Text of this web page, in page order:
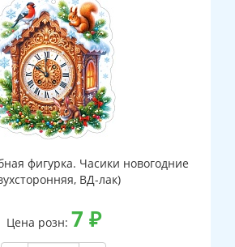
фигурка. Часики новогодние
ВД-лак)
Цена розн: 7 ₽